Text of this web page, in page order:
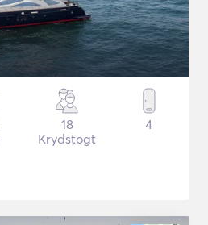
18
Krydstogt
4